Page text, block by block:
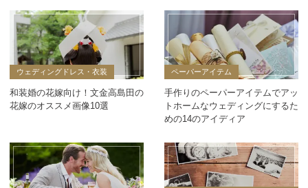
ウェディングドレス・衣装
和装婚の花嫁向け！文金高島田の
花嫁のオススメ画像10選
ペーパーアイテム
手作りのペーパーアイテムでアッ
トホームなウェディングにするた
めの14のアイディア